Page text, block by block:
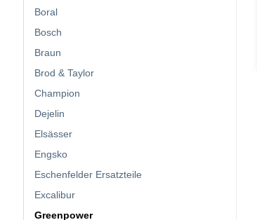
Boral
Bosch
Braun
Brod & Taylor
Champion
Dejelin
Elsässer
Engsko
Eschenfelder Ersatzteile
Excalibur
Greenpower